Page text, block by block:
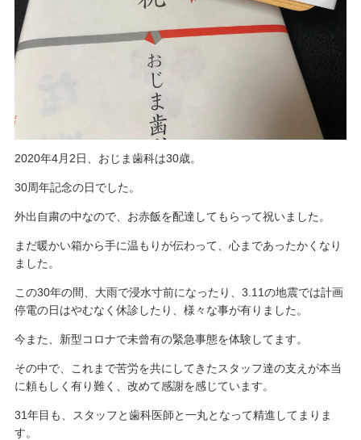
2020年4月2日、おじま歯科は30歳。
30周年記念の日でした。
外出自粛の中なので、お赤飯を配達してもらって祝いました。
まだ暖かい箱から手に温もりが伝わって、心まであったかくなり
ました。
この30年の間、大雨で浸水寸前になったり、3.11の地震では計画
停電の日はやむなく休診したり、様々な事が有りました。
今また、新型コロナで未曾有の緊急事態を体験してます。
その中で、これまで苦労を共にしてきたスタッフ達の支えが本当
に頼もしく有り難く、改めて感謝を感じています。
31年目も、スタッフと歯科医師と一丸となって精進してまりま
す。